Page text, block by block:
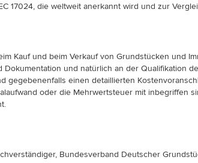
17024, die weltweit anerkannt wird und zur
Kauf und beim Verkauf von Grundstücken und
und natürlich an der Qualifikation
einen detaillierten
oder die Mehrwertsteuer mit inbegriffen
Bundesverband Deutscher